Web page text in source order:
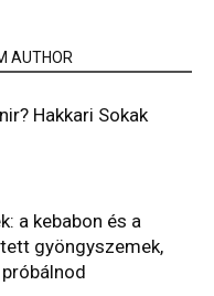
AUTHOR
Hakkari Sokak
a kebabon és a
gyöngyszemek,